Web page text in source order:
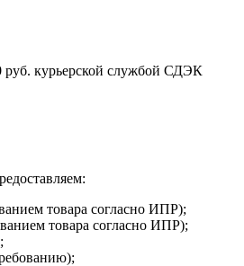
руб. курьерской службой СДЭК
товара согласно ИПР);
товара согласно ИПР);